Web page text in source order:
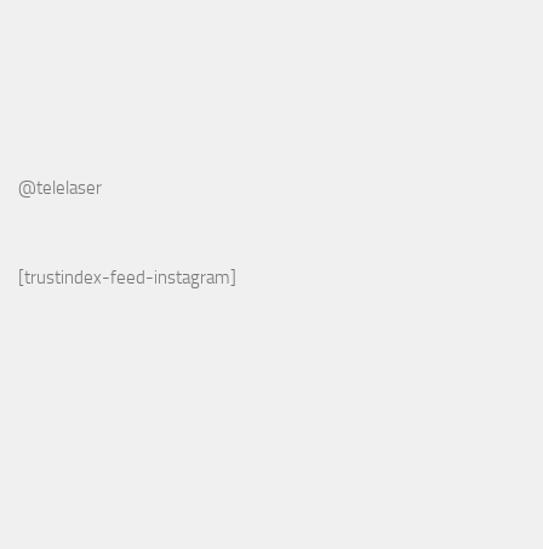
@telelaser
[trustindex-feed-instagram]